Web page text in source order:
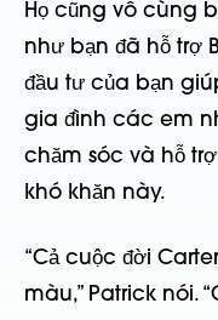
Họ cũng vô cùng
như bạn đã hỗ trợ
đầu tư của bạn
gia đình các em
chăm sóc và hỗ
khó khăn này.
“Cả cuộc đời
màu,” Patrick nói.